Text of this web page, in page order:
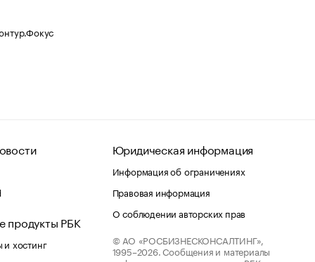
продукты РБК
хостинг
Юридическая информация
Информация об ограничениях
Правовая информация
О соблюдении авторских прав
© АО «РОСБИЗНЕСКОНСАЛТИНГ»,
1995–2026. Сообщения и материалы